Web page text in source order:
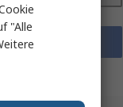
"Alle